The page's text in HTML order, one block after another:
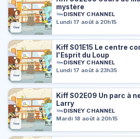
mystère
DISNEY CHANNEL
Lundi 17 août à 20h15
Kiff S01E15 Le centre
l'Esprit du Loup
DISNEY CHANNEL
Lundi 17 août à 23h35
Kiff S02E09 Un parc à
Larry
DISNEY CHANNEL
Mardi 18 août à 20h15